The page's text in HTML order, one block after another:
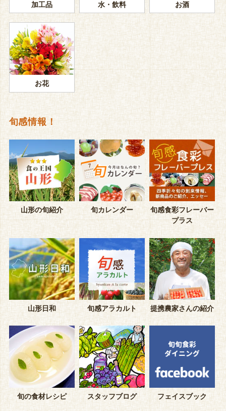
加工品 水・飲料 お酒
お花
旬感情報！
山形の旬紹介 旬カレンダー
旬感食彩フレーバー
プラス
山形日和 旬感アラカルト 提携農家さんの紹介
旬の食材レシピ スタッフブログ フェイスブック